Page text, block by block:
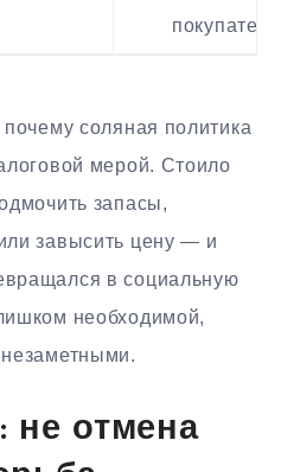
покупателя
соляная политика
мерой. Стоило
запасы,
завысить цену — и
в социальную
необходимой,
не отмена